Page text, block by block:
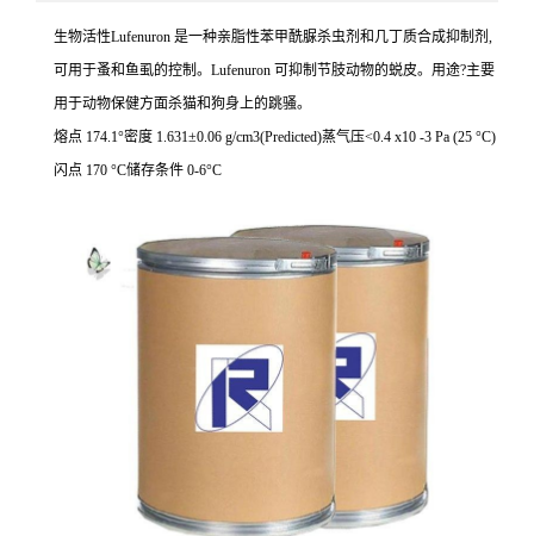
生物活性Lufenuron 是一种亲脂性苯甲酰脲杀虫剂和几丁质合成抑制剂,
可用于蚤和鱼虱的控制。Lufenuron 可抑制节肢动物的蜕皮。用途?主要
用于动物保健方面杀猫和狗身上的跳骚。
熔点 174.1°密度 1.631±0.06 g/cm3(Predicted)蒸气压<0.4 x10 -3 Pa (25 °C)
闪点 170 °C储存条件 0-6°C